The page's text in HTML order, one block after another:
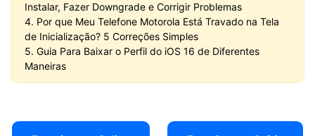
Instalar, Fazer Downgrade e Corrigir Problemas
4. Por que Meu Telefone Motorola Está Travado na Tela
de Inicialização? 5 Correções Simples
5. Guia Para Baixar o Perfil do iOS 16 de Diferentes
Maneiras